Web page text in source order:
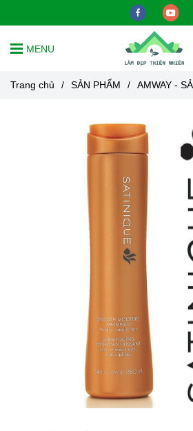
MENU
Trang chủ / SẢN PHẨM / AMWAY -